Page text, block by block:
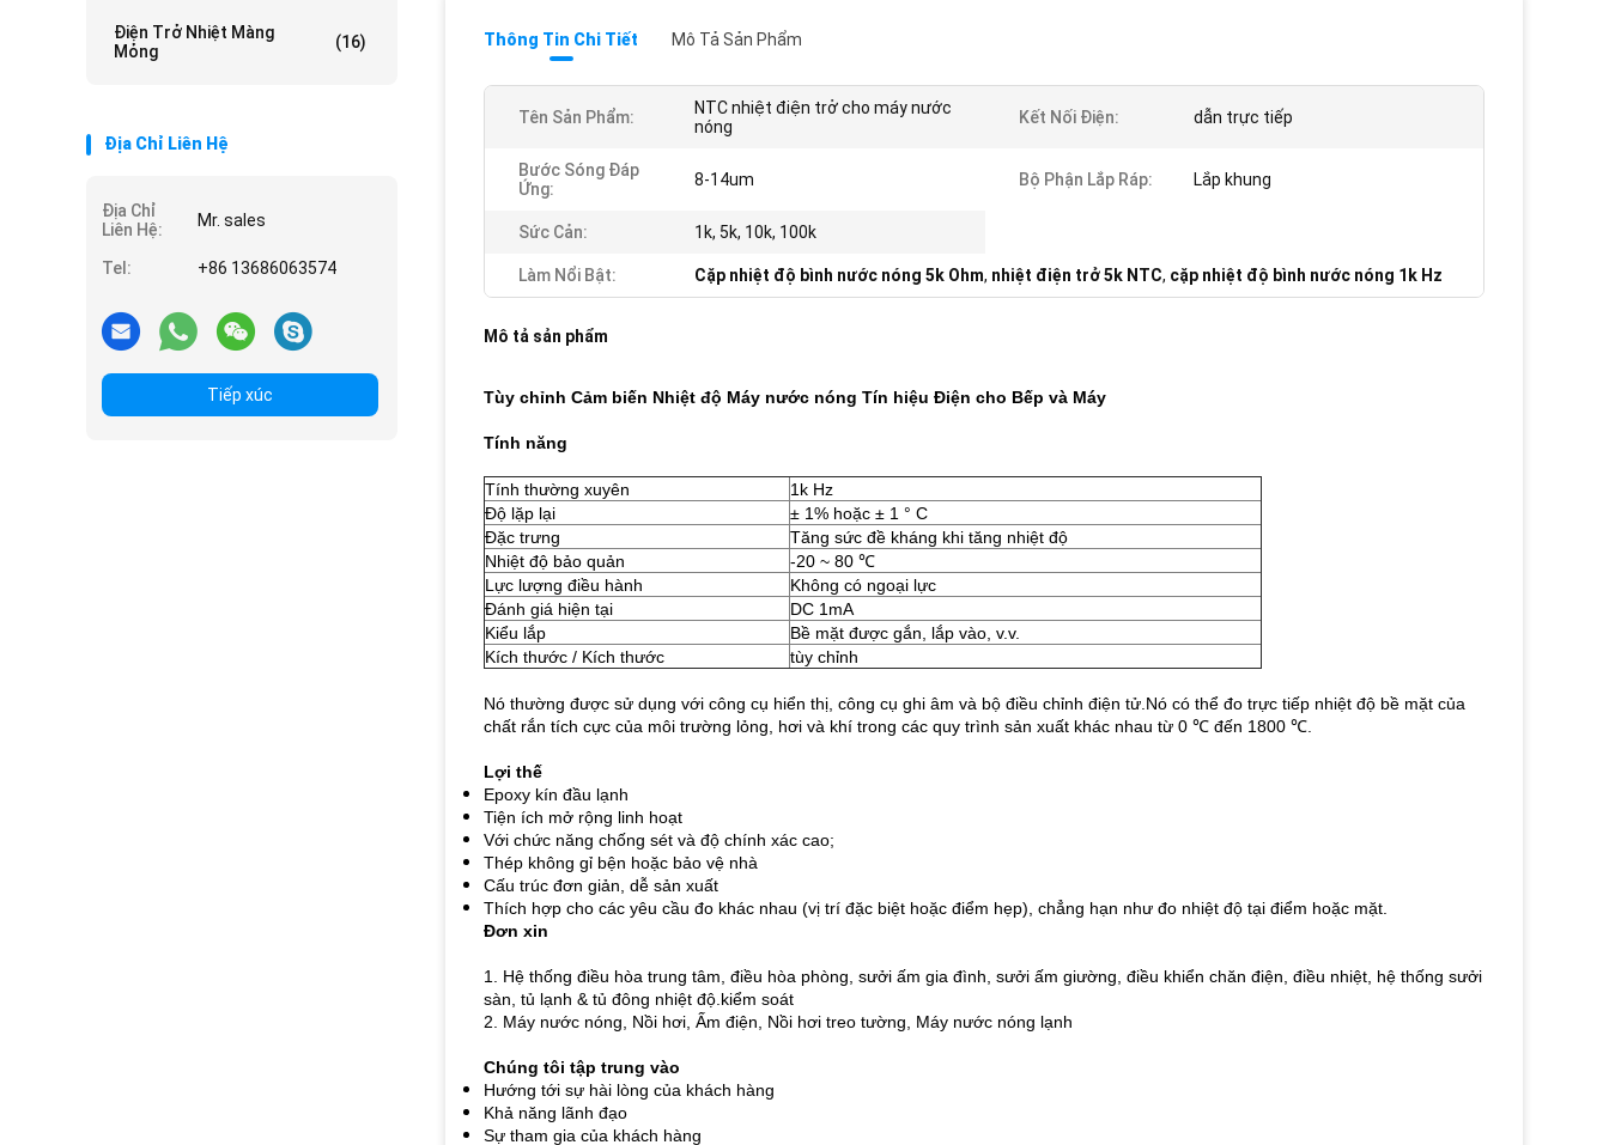
Điện Trở Nhiệt Màng
Mỏng
(16)
Địa Chỉ Liên Hệ
Địa Chỉ
Liên Hệ:
Mr. sales
Tel: +86 13686063574
Tiếp xúc
Thông Tin Chi Tiết Mô Tả Sản Phẩm
Tên Sản Phẩm:
NTC nhiệt điện trở cho máy nước
nóng
Kết Nối Điện: dẫn trực tiếp
Bước Sóng Đáp
Ứng:
8-14um Bộ Phận Lắp Ráp: Lắp khung
Sức Cản: 1k, 5k, 10k, 100k
Làm Nổi Bật: Cặp nhiệt độ bình nước nóng 5k Ohm, nhiệt điện trở 5k NTC, cặp nhiệt độ bình nước nóng 1k Hz
Mô tả sản phẩm
Tùy chỉnh Cảm biến Nhiệt độ Máy nước nóng Tín hiệu Điện cho Bếp và Máy
Tính năng
Tính thường xuyên
1k Hz
Độ lặp lại
± 1% hoặc ± 1 ° C
Đặc trưng
Tăng sức đề kháng khi tăng nhiệt độ
Nhiệt độ bảo quản
-20 ~ 80 ℃
Lực lượng điều hành
Không có ngoại lực
Đánh giá hiện tại
DC 1mA
Kiểu lắp
Bề mặt được gắn, lắp vào, v.v.
Kích thước / Kích thước
tùy chỉnh
Nó thường được sử dụng với công cụ hiển thị, công cụ ghi âm và bộ điều chỉnh điện tử.Nó có thể đo trực tiếp nhiệt độ bề mặt của
chất rắn tích cực của môi trường lỏng, hơi và khí trong các quy trình sản xuất khác nhau từ 0 ℃ đến 1800 ℃.
Lợi thế
Epoxy kín đầu lạnh
Tiện ích mở rộng linh hoạt
Với chức năng chống sét và độ chính xác cao;
Thép không gỉ bện hoặc bảo vệ nhà
Cấu trúc đơn giản, dễ sản xuất
Thích hợp cho các yêu cầu đo khác nhau (vị trí đặc biệt hoặc điểm hẹp), chẳng hạn như đo nhiệt độ tại điểm hoặc mặt.
Đơn xin
1. Hệ thống điều hòa trung tâm, điều hòa phòng, sưởi ấm gia đình, sưởi ấm giường, điều khiển chăn điện, điều nhiệt, hệ thống sưởi
sàn, tủ lạnh & tủ đông nhiệt độ.kiểm soát
2. Máy nước nóng, Nồi hơi, Ấm điện, Nồi hơi treo tường, Máy nước nóng lạnh
Chúng tôi tập trung vào
Hướng tới sự hài lòng của khách hàng
Khả năng lãnh đạo
Sự tham gia của khách hàng